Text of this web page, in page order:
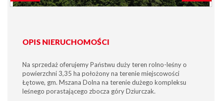
OPIS NIERUCHOMOŚCI
Na sprzedaż oferujemy Państwu duży teren rolno-leśny o
powierzchni 3,35 ha położony na terenie miejscowości
Łętowe, gm. Mszana Dolna na terenie dużego kompleksu
leśnego porastającego zbocza góry Dziurczak.